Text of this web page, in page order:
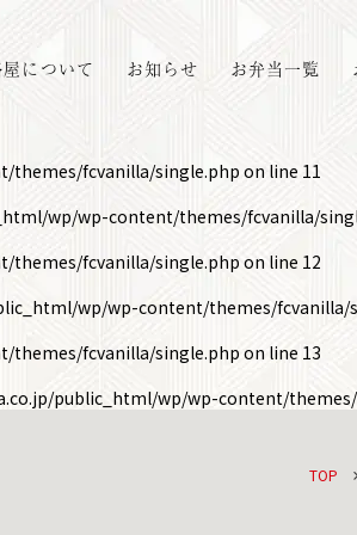
について お知らせ お弁当一覧
themes/fcvanilla/single.php on line 11
wp/wp-content/themes/fcvanilla/
themes/fcvanilla/single.php on line 12
wp/wp-content/themes/fcvanilla/
themes/fcvanilla/single.php on line 13
public_html/wp/wp-content/
TOP